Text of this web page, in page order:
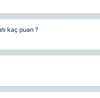
kaç puan ?